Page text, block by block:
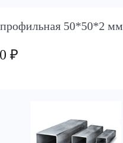
50*50*2 мм
₽